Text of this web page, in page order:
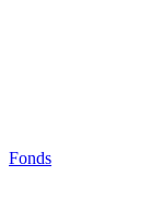
Fonds